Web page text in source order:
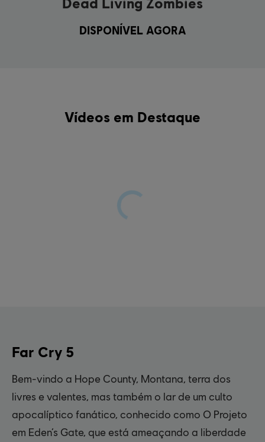
DISPONÍVEL AGORA
Vídeos em Destaque
Far Cry 5
Bem-vindo a Hope County, Montana, terra dos
livres e valentes, mas também o lar de um culto
apocalíptico fanático, conhecido como O Projeto
em Eden’s Gate, que está ameaçando a liberdade